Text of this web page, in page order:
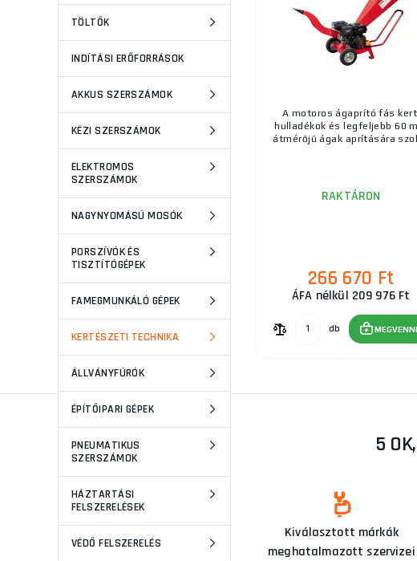
TÖLTŐK
INDÍTÁSI ERŐFORRÁSOK
AKKUS SZERSZÁMOK
KÉZI SZERSZÁMOK
ELEKTROMOS
SZERSZÁMOK
NAGYNYOMÁSÚ MOSÓK
PORSZÍVÓK ÉS
TISZTÍTÓGÉPEK
FAMEGMUNKÁLÓ GÉPEK
KERTÉSZETI TECHNIKA
ÁLLVÁNYFÚRÓK
ÉPÍTŐIPARI GÉPEK
PNEUMATIKUS
SZERSZÁMOK
HÁZTARTÁSI
FELSZERELÉSEK
VÉDŐ FELSZERELÉS
A motoros ágaprító fás
hulladékok és legfeljebb 60
átmérőjű ágak aprítására
RAKTÁRON
266 670 Ft
ÁFA nélkül 209 976 Ft
db MEGVENNI
5
éve tevékenykedünk
Kiválasztott márkák
meghatalmazott szervizei